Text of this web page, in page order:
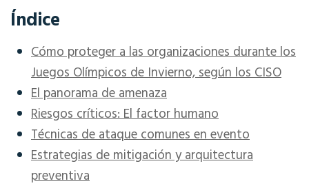
Índice
Cómo proteger a las organizaciones durante los
Juegos Olímpicos de Invierno, según los CISO
El panorama de amenaza
Riesgos críticos: El factor humano
Técnicas de ataque comunes en evento
Estrategias de mitigación y arquitectura
preventiva